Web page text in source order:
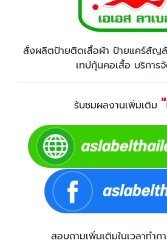
สั่งผลิตป้ายติดเสื้อผ้า ป้ายแคร์สัญ
เทปกุ้นคอเสื้อ บริการ
รับชมผลงานเพิ่มเติม
สอบถามเพิ่มเติมในเวลาทำก